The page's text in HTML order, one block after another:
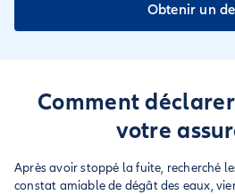
Obtenir un
Comment
votre
Après avoir stoppé la fuite, recherché
constat amiable de dégât des eaux,